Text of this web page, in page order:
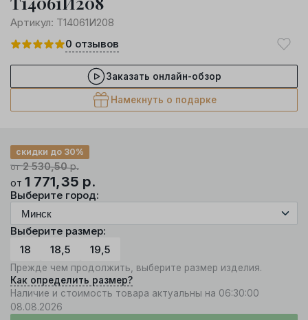
Артикул: Т14061И208
0 отзывов
Заказать онлайн-обзор
Намекнуть о подарке
от2 530,50р.
скидки до 30%
от 1 771,35 р.
Выберите город:
Выберите размер:
18
18,5 19,5
Прежде чем продолжить, выберите размер изделия.
Как определить размер?
Наличие и стоимость товара актуальны на 06:30:00
08.08.2026